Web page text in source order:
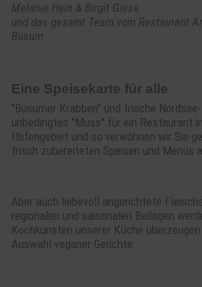
Melanie Hein & Birgit Giese
und das gesamt Team vom Restaurant
Büsum
Eine Speisekarte für alle
"Büsumer Krabben" und frische
unbedingtes "Muss" für ein Restaurant
Hafengebiet und so verwöhnen wir Sie
frisch zubereiteten Speisen und Menüs
Aber auch liebevoll angerichtete
regionalen und saisonalen Beilagen
Kochkünsten unserer Küche
Auswahl veganer Gerichte.